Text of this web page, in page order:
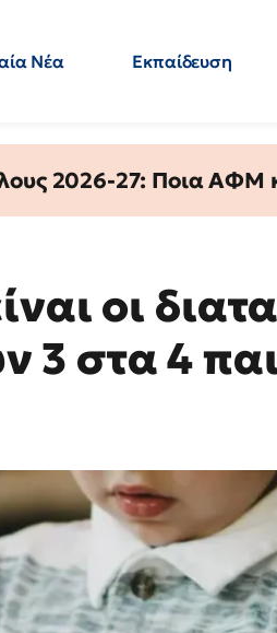
Νέα Εκπαίδευση
2026-27: Ποια ΑΦΜ
οι
3 στα 4